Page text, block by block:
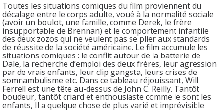
Toutes les situations comiques du film proviennent du
décalage entre le corps adulte, voué à la normalité sociale
(avoir un boulot, une famille, comme Derek, le frère
insupportable de Brennan) et le comportement infantile
des deux zozos qui ne veulent pas se plier aux standards
de réussite de la société américaine. Le film accumule les
situations comiques : le conflit autour de la batterie de
Dale, la recherche d’emploi des deux frères, leur agression
par de vrais enfants, leur clip gangsta, leurs crises de
somnambulisme etc. Dans ce tableau réjouissant, Will
Ferrell est une tête au-dessus de John C. Reilly. Tantôt
boudeur, tantôt criard et enthousiaste comme le sont les
enfants, Il a quelque chose de plus varié et imprévisible